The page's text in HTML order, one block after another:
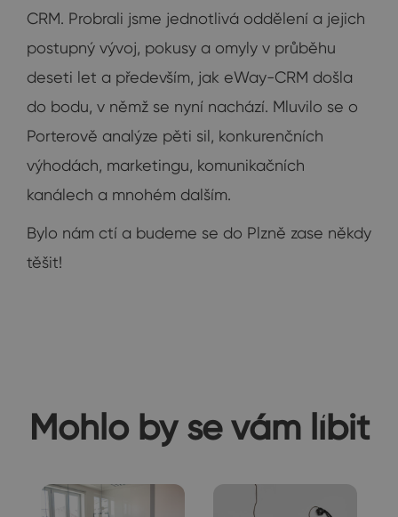
CRM. Probrali jsme jednotlivá oddělení a jejich
postupný vývoj, pokusy a omyly v průběhu
deseti let a především, jak eWay-CRM došla
do bodu, v němž se nyní nachází. Mluvilo se o
Porterově analýze pěti sil, konkurenčních
výhodách, marketingu, komunikačních
kanálech a mnohém dalším.
Bylo nám ctí a budeme se do Plzně zase někdy
těšit!
Mohlo by se vám líbit